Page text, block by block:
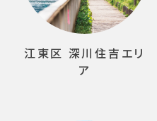
江東区 深川住吉エリ
ア